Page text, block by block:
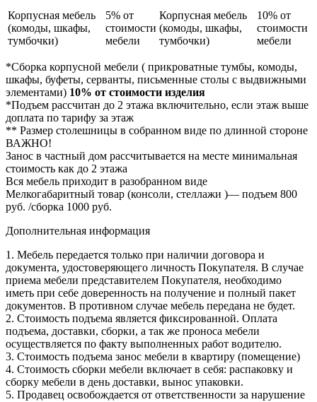
Корпусная мебель
(комоды, шкафы,
тумбочки)
5% от
стоимости
мебели
Корпусная мебель
(комоды, шкафы,
тумбочки)
10% от
стоимости
мебели
*Сборка корпусной мебели ( прикроватные тумбы, комоды,
шкафы, буфеты, серванты, письменные столы с выдвижными
элементами) 10% от стоимости изделия
*Подъем рассчитан до 2 этажа включительно, если этаж выше
доплата по тарифу за этаж
** Размер столешницы в собранном виде по длинной стороне
ВАЖНО!
Занос в частный дом рассчитывается на месте минимальная
стоимость как до 2 этажа
Вся мебель приходит в разобранном виде
Мелкогабаритный товар (консоли, стеллажи )— подъем 800
руб. /сборка 1000 руб.
Дополнительная информация
1. Мебель передается только при наличии договора и
документа, удостоверяющего личность Покупателя. В случае
приема мебели представителем Покупателя, необходимо
иметь при себе доверенность на получение и полный пакет
документов. В противном случае мебель передана не будет.
2. Стоимость подъема является фиксированной. Оплата
подъема, доставки, сборки, а так же проноса мебели
осуществляется по факту выполненных работ водителю.
3. Стоимость подъема занос мебели в квартиру (помещение)
4. Стоимость сборки мебели включает в себя: распаковку и
сборку мебели в день доставки, вынос упаковки.
5. Продавец освобождается от ответственности за нарушение